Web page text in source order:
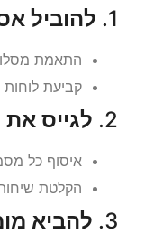
1. להוביל
התאמת
קביעת
2. לגייס
איסוף כל
הקלטת
3. להביא